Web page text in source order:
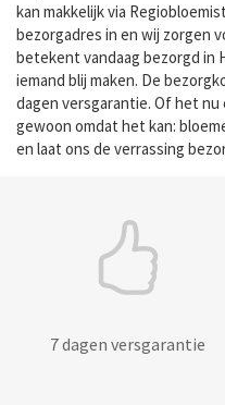
kan makkelijk via
bezorgadres in en wij zorgen
betekent vandaag bezorgd in
iemand blij maken. De
dagen versgarantie. Of het
gewoon omdat het kan:
en laat ons de verrassing
7 dagen versgarantie